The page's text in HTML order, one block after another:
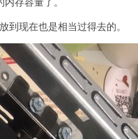
到现在也是相当过得去的。